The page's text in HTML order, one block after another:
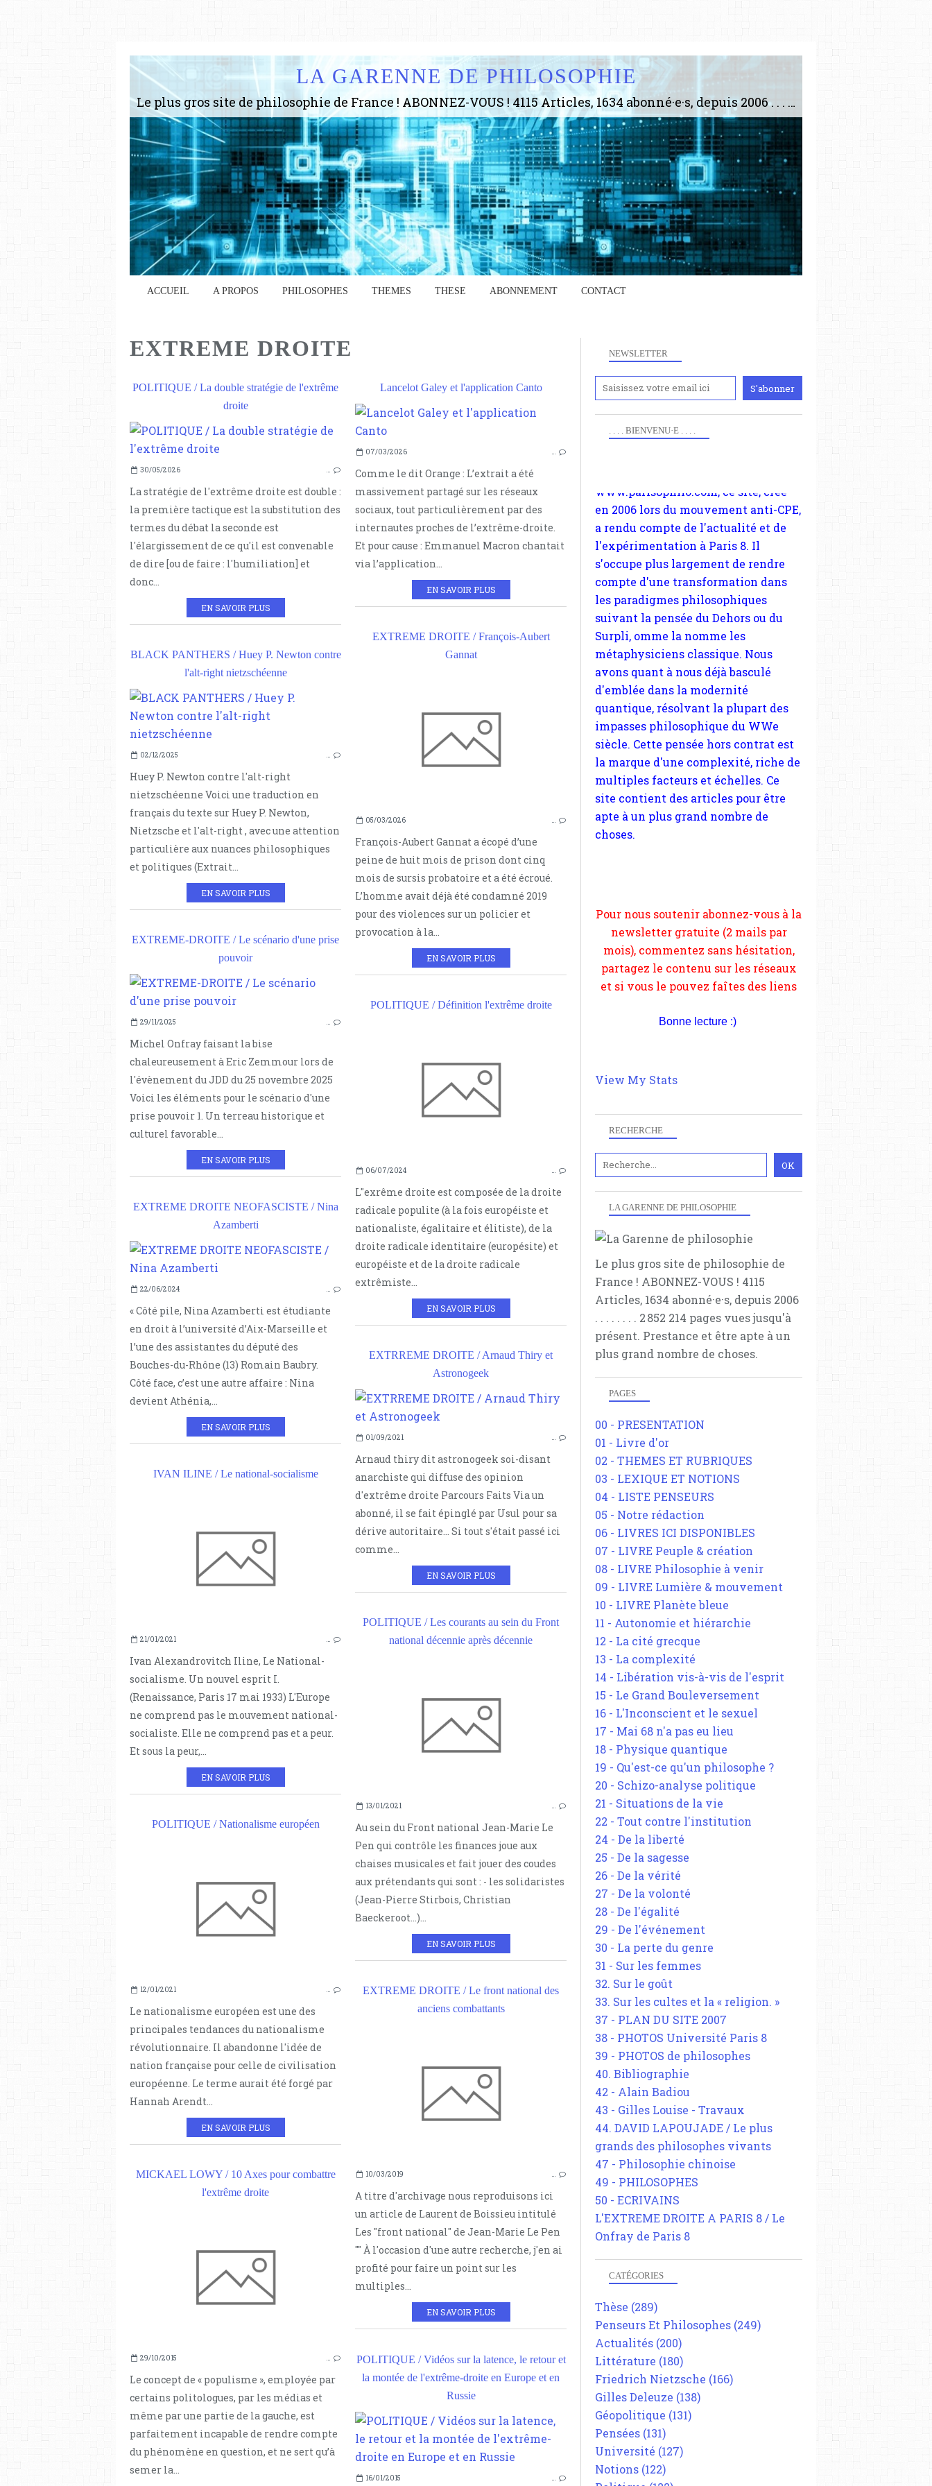
LA GARENNE DE PHILOSOPHIE
Le plus gros site de philosophie de France ! ABONNEZ-VOUS ! 4115 Articles, 1634 abonné·e·s, depuis 2006 . . . . . . . . 2 852 214 pages vues jusqu'à présent. Prestance et être apte à un plus grand nombre de choses.
ACCUEIL A PROPOS PHILOSOPHES THEMES THESE ABONNEMENT CONTACT
EXTREME DROITE
POLITIQUE / La double stratégie de l'extrême
droite
VALEURS
AXIOLOGIE
EXTRÊME DROITE
DROITE EXTRÊME
30/05/2026 …
La stratégie de l'extrême droite est double :
la première tactique est la substitution des
termes du débat la seconde est
l'élargissement de ce qu'il est convenable
de dire [ou de faire : l'humiliation] et
donc...
EN SAVOIR PLUS
Lancelot Galey et l'application Canto
EXTRÊME DROITE
07/03/2026 …
Comme le dit Orange : L’extrait a été
massivement partagé sur les réseaux
sociaux, tout particulièrement par des
internautes proches de l’extrême-droite.
Et pour cause : Emmanuel Macron chantait
via l’application...
EN SAVOIR PLUS
EXTREME DROITE / François-Aubert
Gannat
JEAN-EUDES GANNAT
FRANÇOIS-AUBERT GANNAT
LOUIS-JOSEPH GANNAT
EXTRÊME DROITE
05/03/2026 …
François-Aubert Gannat a écopé d’une
peine de huit mois de prison dont cinq
mois de sursis probatoire et a été écroué.
L’homme avait déjà été condamné 2019
pour des violences sur un policier et
provocation à la...
EN SAVOIR PLUS
BLACK PANTHERS / Huey P. Newton contre
l'alt-right nietzschéenne
HUEY P. NEWTON
FRIEDRICH NIETZSCHE
DIONYSOS
02/12/2025 …
Huey P. Newton contre l'alt-right
nietzschéenne Voici une traduction en
français du texte sur Huey P. Newton,
Nietzsche et l'alt-right , avec une attention
particulière aux nuances philosophiques
et politiques (Extrait...
EN SAVOIR PLUS
EXTREME-DROITE / Le scénario d'une prise
pouvoir
^PRISE DE POUVOIR
29/11/2025 …
Michel Onfray faisant la bise
chaleureusement à Eric Zemmour lors de
l'évènement du JDD du 25 novembre 2025
Voici les éléments pour le scénario d'une
prise pouvoir 1. Un terreau historique et
culturel favorable...
EN SAVOIR PLUS
POLITIQUE / Définition l'extrême droite
06/07/2024 …
L"exrême droite est composée de la droite
radicale populite (à la fois européiste et
nationaliste, égalitaire et élitiste), de la
droite radicale identitaire (europésite) et
européiste et de la droite radicale
extrêmiste...
EN SAVOIR PLUS
EXTREME DROITE NEOFASCISTE / Nina
Azamberti
22/06/2024 …
« Côté pile, Nina Azamberti est étudiante
en droit à l’université d’Aix-Marseille et
l’une des assistantes du député des
Bouches-du-Rhône (13) Romain Baubry.
Côté face, c’est une autre affaire : Nina
devient Athénia,...
EN SAVOIR PLUS
EXTRREME DROITE / Arnaud Thiry et
Astronogeek
ARNAUD THIRY
YOUTUBEUR
USUL
01/09/2021 …
Arnaud thiry dit astronogeek soi-disant
anarchiste qui diffuse des opinion
d'extrême droite Parcours Faits Via un
abonné, il se fait épinglé par Usul pour sa
dérive autoritaire... Si tout s'était passé ici
comme...
EN SAVOIR PLUS
IVAN ILINE / Le national-socialisme
ADOLF HITLER
21/01/2021 …
Ivan Alexandrovitch Iline, Le National-
socialisme. Un nouvel esprit I.
(Renaissance, Paris 17 mai 1933) L'Europe
ne comprend pas le mouvement national-
socialiste. Elle ne comprend pas et a peur.
Et sous la peur,...
EN SAVOIR PLUS
POLITIQUE / Les courants au sein du Front
national décennie après décennie
POLITIQUE
EXTRÊME DROITE
COURANTS POLITIQUES
FRONT NATIONAL
13/01/2021 …
Au sein du Front national Jean-Marie Le
Pen qui contrôle les finances joue aux
chaises musicales et fait jouer des coudes
aux prétendants qui sont : - les solidaristes
(Jean-Pierre Stirbois, Christian
Baeckeroot...)...
EN SAVOIR PLUS
POLITIQUE / Nationalisme européen
EXTRÊME DROITE
12/01/2021 …
Le nationalisme européen est une des
principales tendances du nationalisme
révolutionnaire. Il abandonne l'idée de
nation française pour celle de civilisation
européenne. Le terme aurait été forgé par
Hannah Arendt...
EN SAVOIR PLUS
EXTREME DROITE / Le front national des
anciens combattants
FACHOSPHERE
JEAN-MARIE LE PEN
GUERRE D'ALGÉRIE
FRONT NATIONAL
EXTRÊME DROITE
10/03/2019 …
A titre d'archivage nous reproduisons ici
un article de Laurent de Boissieu intitulé
Les "front national" de Jean-Marie Le Pen
"" À l'occasion d'une autre recherche, j'en ai
profité pour faire un point sur les
multiples...
EN SAVOIR PLUS
MICKAEL LOWY / 10 Axes pour combattre
l'extrême droite
29/10/2015 …
Le concept de « populisme », employée par
certains politologues, par les médias et
même par une partie de la gauche, est
parfaitement incapable de rendre compte
du phénomène en question, et ne sert qu’à
semer la...
POLITIQUE / Vidéos sur la latence, le retour et
la montée de l'extrême-droite en Europe et en
Russie
EXTRÊME DROITE
16/01/2015 …
NEWSLETTER
RECHERCHE
LA GARENNE DE PHILOSOPHIE
Le plus gros site de philosophie de
France ! ABONNEZ-VOUS ! 4115
Articles, 1634 abonné·e·s, depuis 2006
. . . . . . . . 2 852 214 pages vues jusqu'à
présent. Prestance et être apte à un
plus grand nombre de choses.
PAGES
00 - PRESENTATION
01 - Livre d'or
02 - THEMES ET RUBRIQUES
03 - LEXIQUE ET NOTIONS
04 - LISTE PENSEURS
05 - Notre rédaction
06 - LIVRES ICI DISPONIBLES
07 - LIVRE Peuple & création
08 - LIVRE Philosophie à venir
09 - LIVRE Lumière & mouvement
10 - LIVRE Planète bleue
11 - Autonomie et hiérarchie
12 - La cité grecque
13 - La complexité
14 - Libération vis-à-vis de l'esprit
15 - Le Grand Bouleversement
16 - L'Inconscient et le sexuel
17 - Mai 68 n'a pas eu lieu
18 - Physique quantique
19 - Qu'est-ce qu'un philosophe ?
20 - Schizo-analyse politique
21 - Situations de la vie
22 - Tout contre l'institution
24 - De la liberté
25 - De la sagesse
26 - De la vérité
27 - De la volonté
28 - De l'égalité
29 - De l'événement
30 - La perte du genre
31 - Sur les femmes
32. Sur le goût
33. Sur les cultes et la « religion. »
37 - PLAN DU SITE 2007
38 - PHOTOS Université Paris 8
39 - PHOTOS de philosophes
40. Bibliographie
42 - Alain Badiou
43 - Gilles Louise - Travaux
44. DAVID LAPOUJADE / Le plus
grands des philosophes vivants
47 - Philosophie chinoise
49 - PHILOSOPHES
50 - ECRIVAINS
L'EXTREME DROITE A PARIS 8 / Le
Onfray de Paris 8
CATÉGORIES
Thèse (289)
Penseurs Et Philosophes (249)
Actualités (200)
Littérature (180)
Friedrich Nietzsche (166)
Gilles Deleuze (138)
Géopolitique (131)
Pensées (131)
Université (127)
Notions (122)
. . . . BIENVENU·E . . . .
Anciennement
en 2006 lors du mouvement anti-CPE,
compte d'une transformation dans
les paradigmes philosophiques
suivant la pensée du Dehors ou du
Surpli, omme la nomme les
métaphysiciens classique. Nous
avons quant à nous déjà basculé
d'emblée dans la modernité
quantique, résolvant la plupart des
impasses philosophique du WWe
siècle. Cette pensée hors contrat est
la marque d'une complexité, riche de
multiples facteurs et échelles. Ce
site contient des articles pour être
apte à un plus grand nombre de
choses.
et si vous le pouvez faîtes des liens
depuis votre site.
Bonne lecture :)
View My Stats